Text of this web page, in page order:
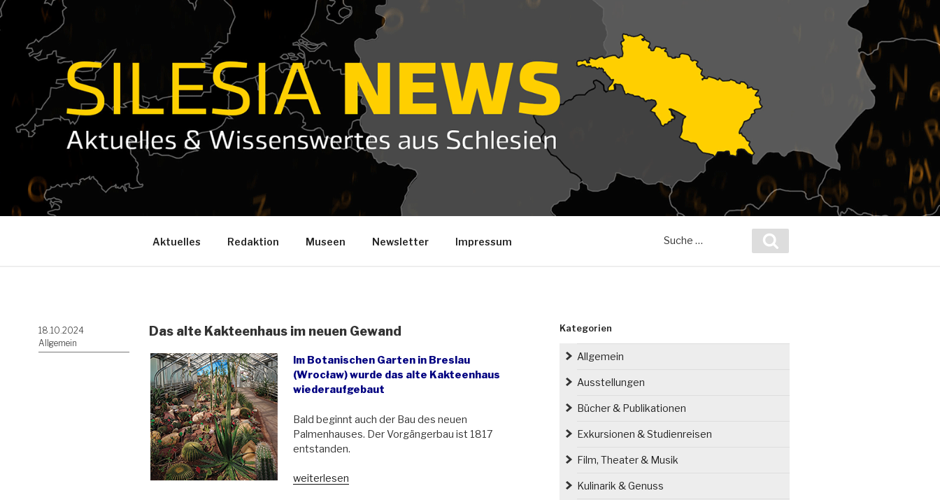
Zum
Inhalt
springen
Aktuelles Redaktion Museen Newsletter Impressum
nach:
Veröffentlicht
am
18.10.2024
Allgemein
Das alte Kakteenhaus im neuen Gewand
Im Botanischen Garten in Breslau
(Wrocław) wurde das alte Kakteenhaus
wiederaufgebaut
Bald beginnt auch der Bau des neuen
Palmenhauses. Der Vorgängerbau ist 1817
entstanden.
„Das
weiterlesen
Kategorien
Allgemein
Ausstellungen
Bücher & Publikationen
Exkursionen & Studienreisen
Film, Theater & Musik
Kulinarik & Genuss